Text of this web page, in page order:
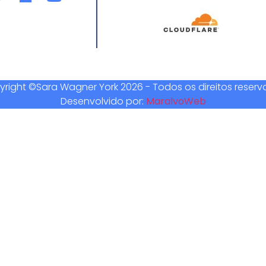
©Sara Wagner York 2026 - Todos os direitos
Desenvolvido por: MaralvoWeb